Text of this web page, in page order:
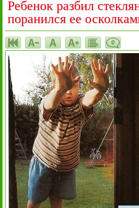
Ребенок разбил
поранился ее
0